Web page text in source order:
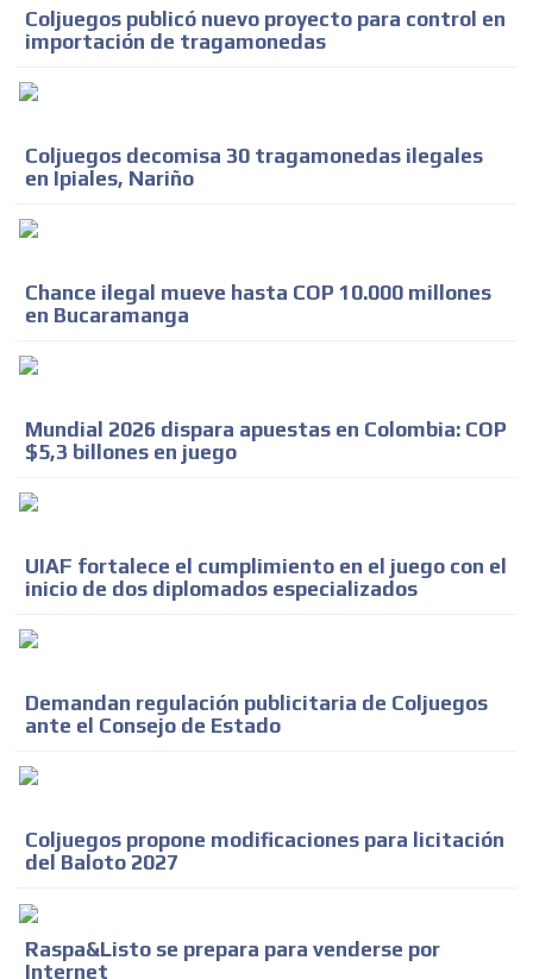
Coljuegos publicó nuevo proyecto para control en
importación de tragamonedas
Coljuegos decomisa 30 tragamonedas ilegales
en Ipiales, Nariño
Chance ilegal mueve hasta COP 10.000 millones
en Bucaramanga
Mundial 2026 dispara apuestas en Colombia: COP
$5,3 billones en juego
UIAF fortalece el cumplimiento en el juego con el
inicio de dos diplomados especializados
Demandan regulación publicitaria de Coljuegos
ante el Consejo de Estado
Coljuegos propone modificaciones para licitación
del Baloto 2027
Raspa&Listo se prepara para venderse por
Internet